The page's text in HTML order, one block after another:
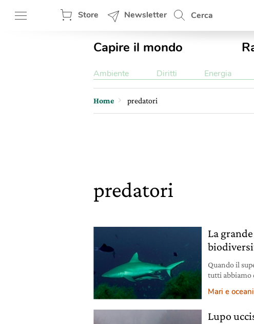
Store Newsletter Cerca
Capire il mondo
Ambiente Diritti Energia
Home predatori
predatori
La
Quando il
tutti abbiamo
Mari e oceani
Lupo